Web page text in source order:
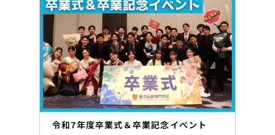
令和7年度卒業式＆卒業記念イベント